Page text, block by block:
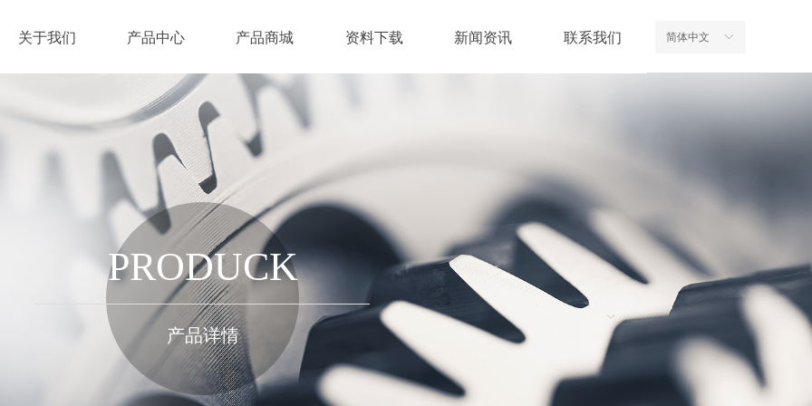
关于我们 产品中心 产品商城 资料下载 新闻资讯 联系我们 ꀅ
简体中文
PRODUCK
产品详情